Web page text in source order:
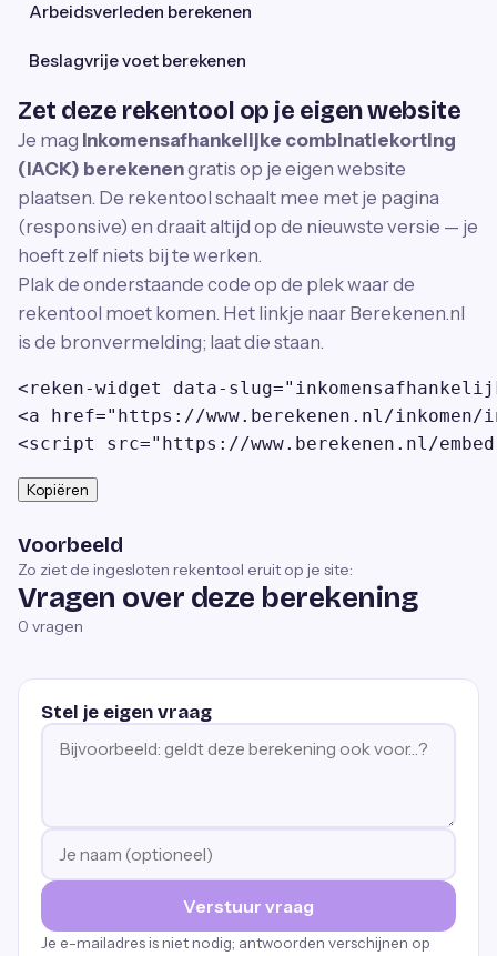
Arbeidsverleden berekenen
Beslagvrije voet berekenen
Zet deze rekentool op je eigen website
Je mag Inkomensafhankelijke combinatiekorting
(IACK) berekenengratis op je eigen website
plaatsen. De rekentool schaalt mee met je pagina
(responsive) en draait altijd op de nieuwste versie — je
hoeft zelf niets bij te werken.
Plak de onderstaande code op de plek waar de
rekentool moet komen. Het linkje naar Berekenen.nl
is de bronvermelding; laat die staan.
<reken-widget data-
<a href="https://www.berekenen.nl/inkomen/
<script src="https://www.berekenen.nl/
Kopiëren
Voorbeeld
Zo ziet de ingesloten rekentool eruit op je site:
Vragen over deze berekening
0 vragen
Stel je eigen vraag
Verstuur vraag
Je e-mailadres is niet nodig; antwoorden verschijnen op